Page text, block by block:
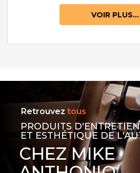
VOIR PLUS...
Retrouvez tous
PRODUITS
ET ESTHÉTIQUE DE
CHEZ MIKE